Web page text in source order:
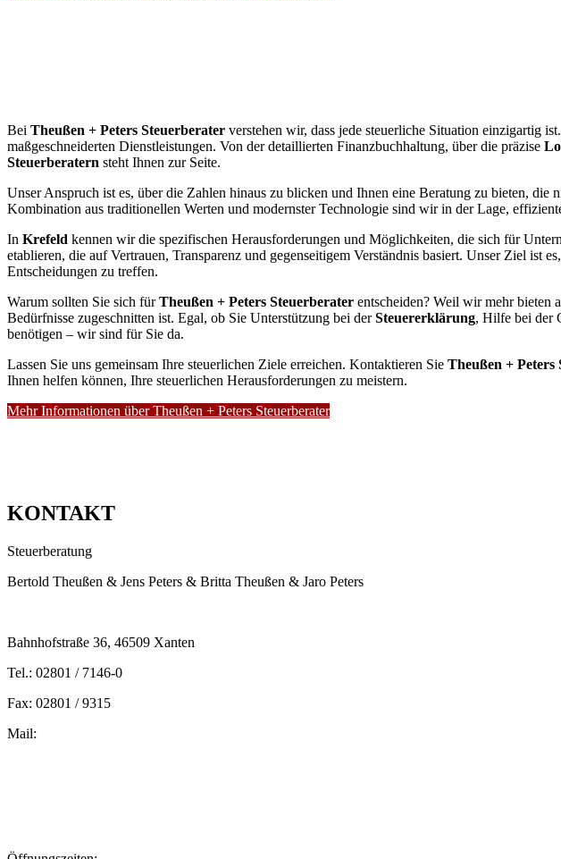
Bei Theußen + Peters Steuerberater verstehen wir, dass jede steuerliche Situation einzigartig
maßgeschneiderten Dienstleistungen. Von der detaillierten Finanzbuchhaltung, über die präzise
Steuerberatern steht Ihnen zur Seite.
Unser Anspruch ist es, über die Zahlen hinaus zu blicken und Ihnen eine Beratung zu bieten,
Kombination aus traditionellen Werten und modernster Technologie sind wir in der Lage,
In Krefeld kennen wir die spezifischen Herausforderungen und Möglichkeiten, die sich für
etablieren, die auf Vertrauen, Transparenz und gegenseitigem Verständnis basiert. Unser Ziel ist
Entscheidungen zu treffen.
Warum sollten Sie sich fürTheußen + Peters Steuerberater entscheiden? Weil wir mehr bieten
Bedürfnisse zugeschnitten ist. Egal, ob Sie Unterstützung bei derSteuererklärung, Hilfe bei der
benötigen – wir sind für Sie da.
Lassen Sie uns gemeinsam Ihre steuerlichen Ziele erreichen. Kontaktieren Sie Theußen + Peters
Ihnen helfen können, Ihre steuerlichen Herausforderungen zu meistern.
Mehr Informationen über Theußen + Peters Steuerberater
KONTAKT
Steuerberatung
Bertold Theußen & Jens Peters & Britta Theußen & Jaro Peters
Bahnhofstraße 36, 46509 Xanten
Tel.: 02801 / 7146-0
Fax: 02801 / 9315
Mail: